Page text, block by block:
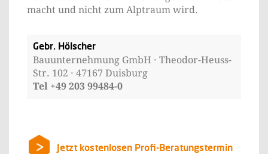
macht und nicht zum Alptraum wird.
Gebr. Hölscher
Bauunternehmung GmbH · Theodor-Heuss-
Str. 102 · 47167 Duisburg
Tel +49 203 99484-0
Jetzt kostenlosen Profi-Beratungstermin